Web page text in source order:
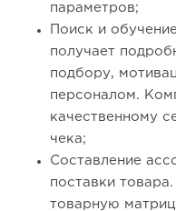
параметров;
Поиск и
получает
подбору,
персоналом.
качественному
чека;
Составление
поставки
товарную